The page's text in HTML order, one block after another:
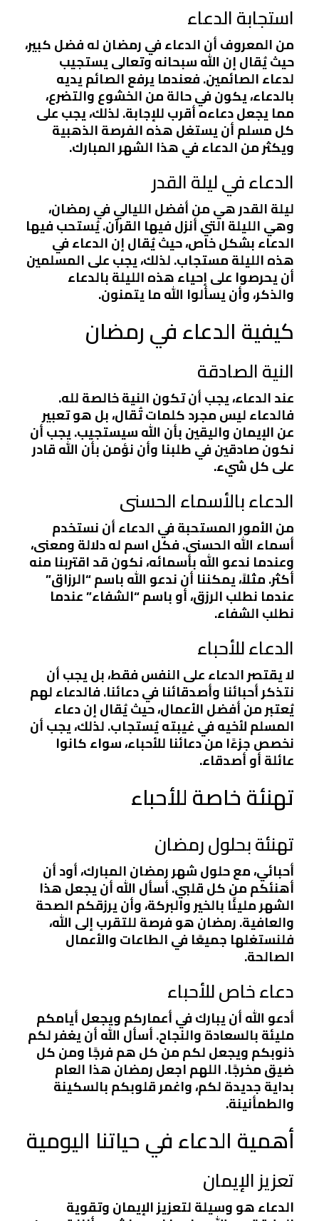
استجابة الدعاء
من المعروف أن الدعاء في رمضان له فضل كبير،
حيث يُقال إن الله سبحانه وتعالى يستجيب
لدعاء الصائمين. فعندما يرفع الصائم يديه
بالدعاء، يكون في حالة من الخشوع والتضرع،
مما يجعل دعاءه أقرب للإجابة. لذلك، يجب على
كل مسلم أن يستغل هذه الفرصة الذهبية
ويكثر من الدعاء في هذا الشهر المبارك.
الدعاء في ليلة القدر
ليلة القدر هي من أفضل الليالي في رمضان،
وهي الليلة التي أنزل فيها القرآن. يُستحب فيها
الدعاء بشكل خاص، حيث يُقال إن الدعاء في
هذه الليلة مستجاب. لذلك، يجب على المسلمين
أن يحرصوا على إحياء هذه الليلة بالدعاء
والذكر، وأن يسألوا الله ما يتمنون.
كيفية الدعاء في رمضان
النية الصادقة
عند الدعاء، يجب أن تكون النية خالصة لله.
فالدعاء ليس مجرد كلمات تُقال، بل هو تعبير
عن الإيمان واليقين بأن الله سيستجيب. يجب أن
نكون صادقين في طلبنا وأن نؤمن بأن الله قادر
على كل شيء.
الدعاء بالأسماء الحسنى
من الأمور المستحبة في الدعاء أن نستخدم
أسماء الله الحسنى. فكل اسم له دلالة ومعنى،
وعندما ندعو الله بأسمائه، نكون قد اقتربنا منه
أكثر. مثلاً، يمكننا أن ندعو الله باسم “الرزاق”
عندما نطلب الرزق، أو باسم “الشفاء” عندما
نطلب الشفاء.
الدعاء للأحباء
لا يقتصر الدعاء على النفس فقط، بل يجب أن
نتذكر أحبائنا وأصدقائنا في دعائنا. فالدعاء لهم
يُعتبر من أفضل الأعمال، حيث يُقال إن دعاء
المسلم لأخيه في غيبته يُستجاب. لذلك، يجب أن
نخصص جزءًا من دعائنا للأحباء، سواء كانوا
عائلة أو أصدقاء.
تهنئة خاصة للأحباء
تهنئة بحلول رمضان
أحبائي، مع حلول شهر رمضان المبارك، أود أن
أهنئكم من كل قلبي. أسأل الله أن يجعل هذا
الشهر مليئًا بالخير والبركة، وأن يرزقكم الصحة
والعافية. رمضان هو فرصة للتقرب إلى الله،
فلنستغلها جميعًا في الطاعات والأعمال
الصالحة.
دعاء خاص للأحباء
أدعو الله أن يبارك في أعماركم ويجعل أيامكم
مليئة بالسعادة والنجاح. أسأل الله أن يغفر لكم
ذنوبكم ويجعل لكم من كل هم فرجًا ومن كل
ضيق مخرجًا. اللهم اجعل رمضان هذا العام
بداية جديدة لكم، واغمر قلوبكم بالسكينة
والطمأنينة.
أهمية الدعاء في حياتنا اليومية
تعزيز الإيمان
الدعاء هو وسيلة لتعزيز الإيمان وتقوية